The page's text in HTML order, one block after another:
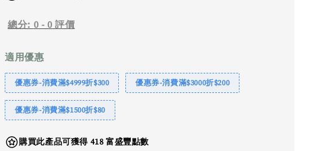
總分: 0 -0 評價
適用優惠
優惠券-消費滿$4999折$300 優惠券-消費滿$3000折$200
優惠券-消費滿$1500折$80
購買此產品可獲得 418 富盛豐點數